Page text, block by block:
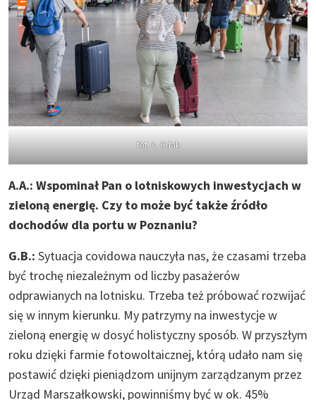
fot. Ł. Gdak
A.A.: Wspominał Pan o lotniskowych inwestycjach w
zieloną energię. Czy to może być także źródło
dochodów dla portu w Poznaniu?
G.B.: Sytuacja covidowa nauczyła nas, że czasami trzeba
być trochę niezależnym od liczby pasażerów
odprawianych na lotnisku. Trzeba też próbować rozwijać
się w innym kierunku. My patrzymy na inwestycje w
zieloną energię w dosyć holistyczny sposób. W przyszłym
roku dzięki farmie fotowoltaicznej, którą udało nam się
postawić dzięki pieniądzom unijnym zarządzanym przez
Urząd Marszałkowski, powinniśmy być w ok. 45%